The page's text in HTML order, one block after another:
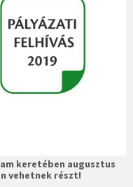
keretében augusztus
vehetnek részt!